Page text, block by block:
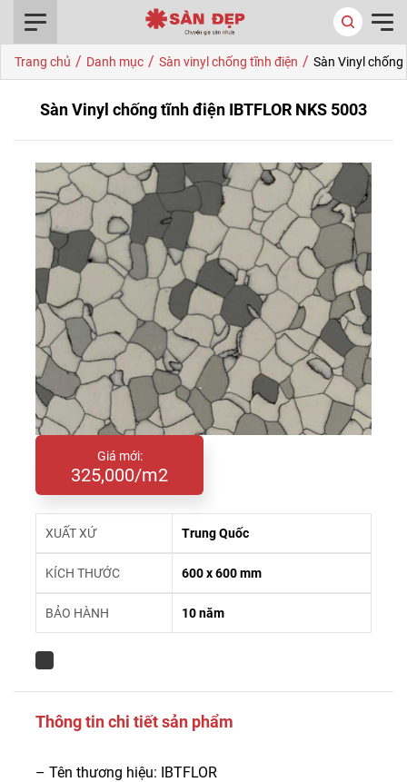
Trang chủ / Danh mục / Sàn vinyl chống tĩnh điện / Sàn Vinyl chống
Sàn Vinyl chống tĩnh điện IBTFLOR NKS 5003
Giá mới:
325,000/m2
XUẤT XỨ Trung Quốc
KÍCH THƯỚC 600 x 600 mm
BẢO HÀNH 10 năm
Thông tin chi tiết sản phẩm
– Tên thương hiệu: IBTFLOR